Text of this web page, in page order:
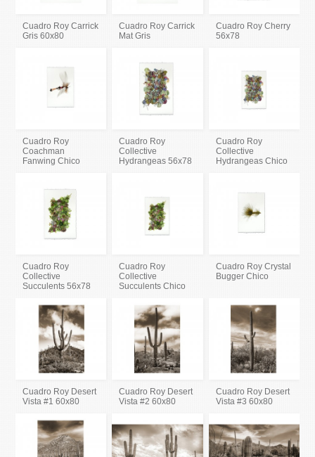
Cuadro Roy Carrick
Gris 60x80
Cuadro Roy Carrick
Mat Gris
Cuadro Roy Cherry
56x78
Cuadro Roy
Coachman
Fanwing Chico
Cuadro Roy
Collective
Hydrangeas 56x78
Cuadro Roy
Collective
Hydrangeas Chico
Cuadro Roy
Collective
Succulents 56x78
Cuadro Roy
Collective
Succulents Chico
Cuadro Roy Crystal
Bugger Chico
Cuadro Roy Desert
Vista #1 60x80
Cuadro Roy Desert
Vista #2 60x80
Cuadro Roy Desert
Vista #3 60x80